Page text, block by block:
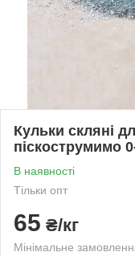
Кульки скляні
піскострумимо
В наявності
Тільки опт
65 ₴/кг
Мінімальне